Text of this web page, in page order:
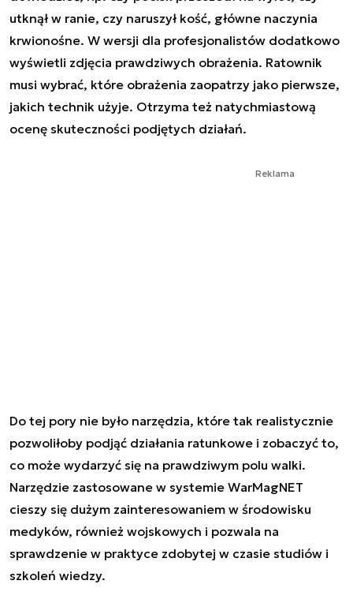
utknął w ranie, czy naruszył kość, główne naczynia
krwionośne. W wersji dla profesjonalistów dodatkowo
wyświetli zdjęcia prawdziwych obrażenia. Ratownik
musi wybrać, które obrażenia zaopatrzy jako pierwsze,
jakich technik użyje. Otrzyma też natychmiastową
ocenę skuteczności podjętych działań.
Reklama
Do tej pory nie było narzędzia, które tak realistycznie
pozwoliłoby podjąć działania ratunkowe i zobaczyć to,
co może wydarzyć się na prawdziwym polu walki.
Narzędzie zastosowane w systemie WarMagNET
cieszy się dużym zainteresowaniem w środowisku
medyków, również wojskowych i pozwala na
sprawdzenie w praktyce zdobytej w czasie studiów i
szkoleń wiedzy.